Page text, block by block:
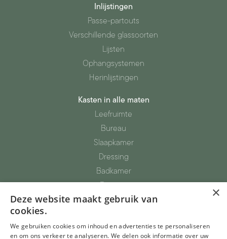
Inlijstingen
Passe-partouts
Verschillende glassoorten
Lijsten
Ophangsystemen
Herinlijstingen
Kasten in alle maten
Leefruimte
Bureau
Slaapkamer
Dressing
Badkamer
Berging
Totaalinrichting
Parket, vinyl, tapijtvloeren
Glazen deuren
×
Deze website maakt gebruik van
cookies.
We gebruiken cookies om inhoud en advertenties te personaliseren
en om ons verkeer te analyseren. We delen ook informatie over uw